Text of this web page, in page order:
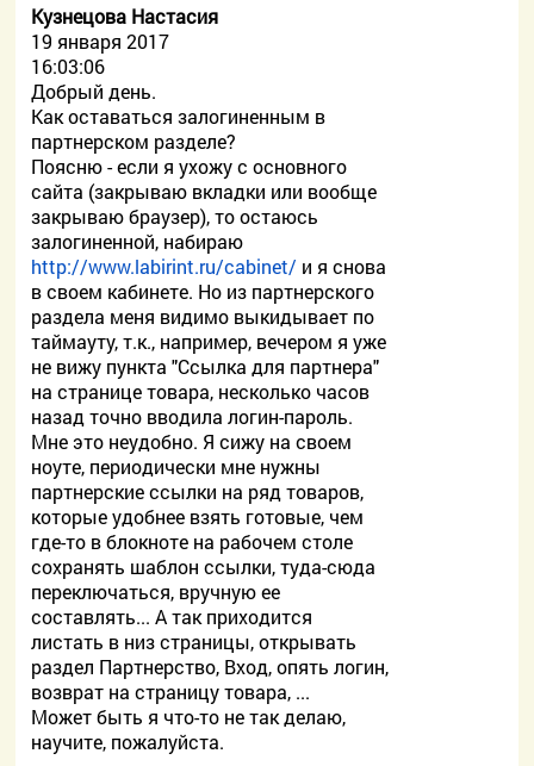
Кузнецова Настасия
19 января 2017
16:03:06
Добрый день.
Как оставаться залогиненным в
партнерском разделе?
Поясню - если я ухожу с основного
сайта (закрываю вкладки или вообще
закрываю браузер), то остаюсь
залогиненной, набираю
http://www.labirint.ru/cabinet/ и я снова
в своем кабинете. Но из партнерского
раздела меня видимо выкидывает по
таймауту, т.к., например, вечером я уже
не вижу пункта "Ссылка для партнера"
на странице товара, несколько часов
назад точно вводила логин-пароль.
Мне это неудобно. Я сижу на своем
ноуте, периодически мне нужны
партнерские ссылки на ряд товаров,
которые удобнее взять готовые, чем
где-то в блокноте на рабочем столе
сохранять шаблон ссылки, туда-сюда
переключаться, вручную ее
составлять... А так приходится
листать в низ страницы, открывать
раздел Партнерство, Вход, опять логин,
возврат на страницу товара, ...
Может быть я что-то не так делаю,
научите, пожалуйста.